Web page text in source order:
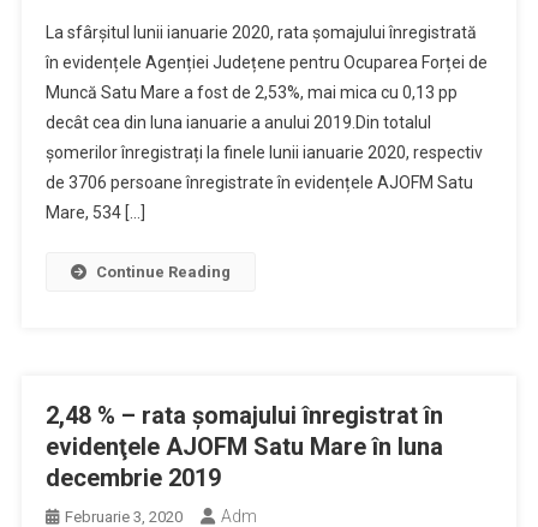
La sfârșitul lunii ianuarie 2020, rata șomajului înregistrată
în evidențele Agenției Județene pentru Ocuparea Forței de
Muncă Satu Mare a fost de 2,53%, mai mica cu 0,13 pp
decât cea din luna ianuarie a anului 2019.Din totalul
șomerilor înregistrați la finele lunii ianuarie 2020, respectiv
de 3706 persoane înregistrate în evidențele AJOFM Satu
Mare, 534 […]
Continue Reading
2,48 % – rata şomajului înregistrat în
evidenţele AJOFM Satu Mare în luna
decembrie 2019
Februarie 3, 2020 Adm